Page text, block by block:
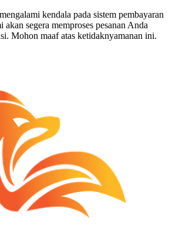
kendala pada sistem pembayaran
segera memproses pesanan Anda
Mohon maaf atas ketidaknyamanan ini.